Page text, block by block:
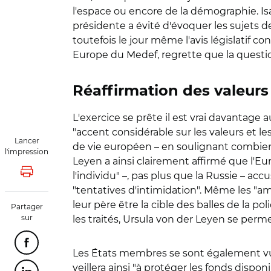
Lancer
l'impression
Lancer l'impression
Partager
sur
Partager cette page sur Facebook
l'espace ou encore de la démographie.
présidente a évité d'évoquer les sujets
toutefois le jour même l'avis législatif
Europe du Medef, regrette que la
Réaffirmation des
L'exercice se prête il est vrai davantage
"accent considérable sur les valeurs et
de vie européen – en soulignant
Leyen a ainsi clairement affirmé que
l'individu" –, pas plus que la Russie –
"tentatives d'intimidation". Même les
leur père être la cible des balles de la
les traités, Ursula von der Leyen se
Les États membres se sont également
veillera ainsi "à protéger les fonds